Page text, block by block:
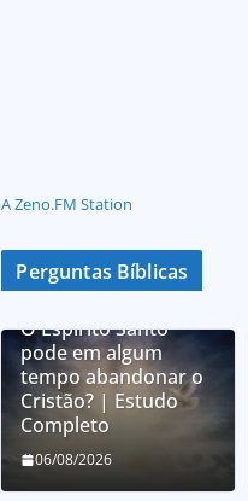
A Zeno.FM Station
Perguntas Bíblicas
O Espírito Santo
pode em algum
tempo abandonar o
Cristão? | Estudo
Completo
06/08/2026